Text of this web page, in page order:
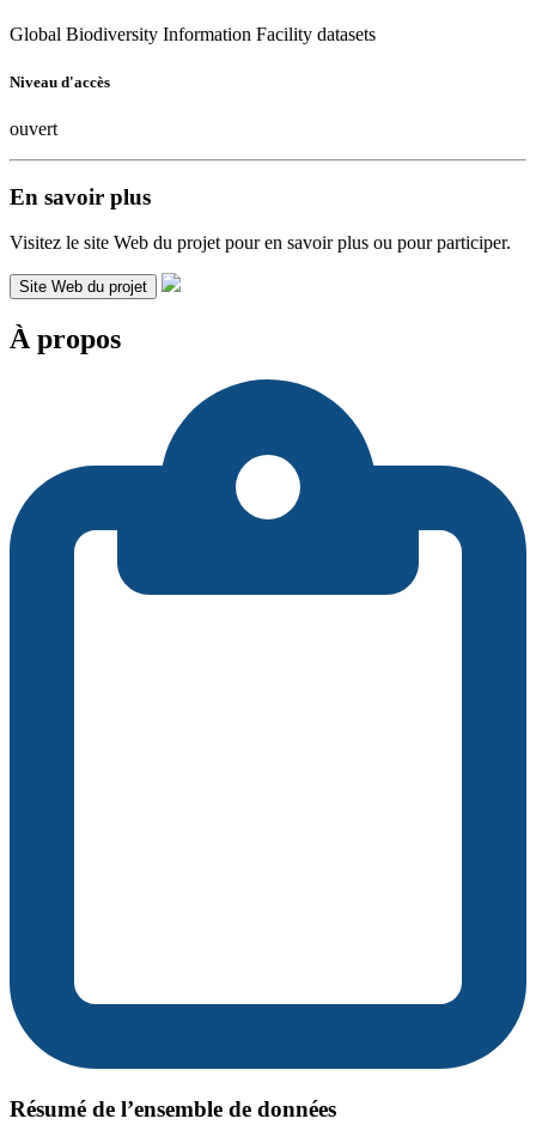
Global Biodiversity Information Facility datasets
Niveau d'accès
ouvert
En savoir plus
Visitez le site Web du projet pour en savoir plus ou pour participer.
Site Web du projet
À propos
Résumé de l’ensemble de données